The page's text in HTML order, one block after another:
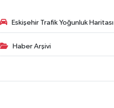
Eskişehir Trafik Yoğunluk Haritası
Haber Arşivi